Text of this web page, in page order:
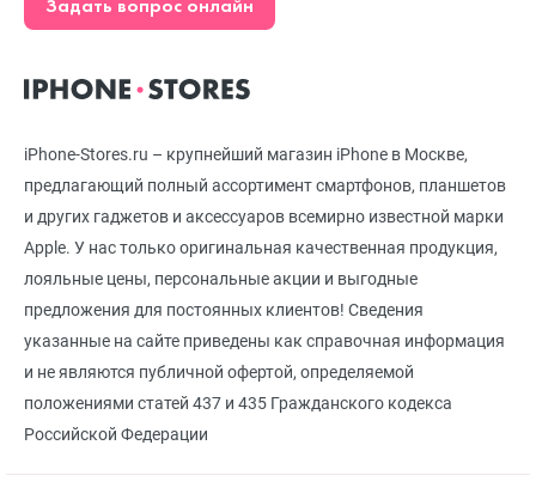
iPhone-Stores.ru – крупнейший магазин iPhone в Москве,
предлагающий полный ассортимент смартфонов, планшетов
и других гаджетов и аксессуаров всемирно известной марки
Apple. У нас только оригинальная качественная продукция,
лояльные цены, персональные акции и выгодные
предложения для постоянных клиентов! Сведения
указанные на сайте приведены как справочная информация
и не являются публичной офертой, определяемой
положениями статей 437 и 435 Гражданского кодекса
Российской Федерации
Задать вопрос онлайн